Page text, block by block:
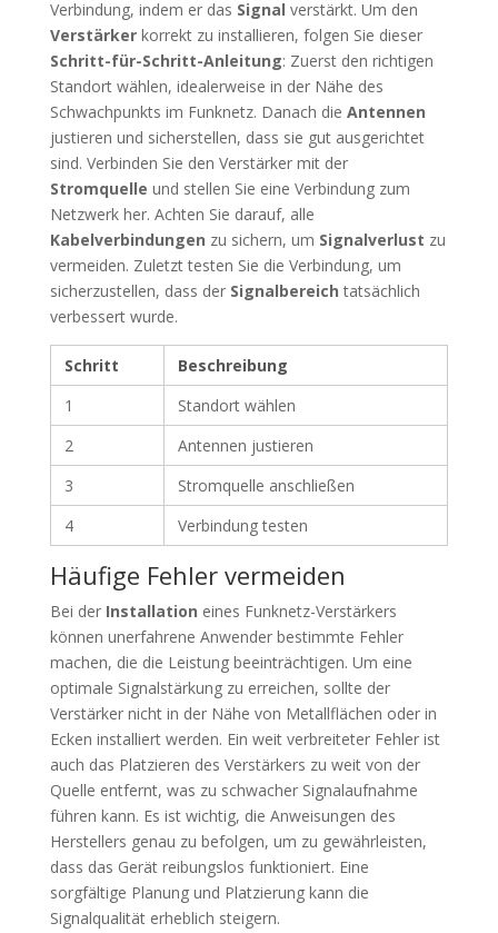
Verbindung, indem er das Signal verstärkt. Um den
Verstärkerkorrekt zu installieren, folgen Sie dieser
Schritt-für-Schritt-Anleitung: Zuerst den richtigen
Standort wählen, idealerweise in der Nähe des
Schwachpunkts im Funknetz. Danach die Antennen
justieren und sicherstellen, dass sie gut ausgerichtet
sind. Verbinden Sie den Verstärker mit der
Stromquelle und stellen Sie eine Verbindung zum
Netzwerk her. Achten Sie darauf, alle
Kabelverbindungen zu sichern, um Signalverlust zu
vermeiden. Zuletzt testen Sie die Verbindung, um
sicherzustellen, dass der Signalbereich tatsächlich
verbessert wurde.
Schritt
Beschreibung
1
Standort wählen
2
Antennen justieren
3
Stromquelle anschließen
4
Verbindung testen
Häufige Fehler vermeiden
Bei der Installation eines Funknetz-Verstärkers
können unerfahrene Anwender bestimmte Fehler
machen, die die Leistung beeinträchtigen. Um eine
optimale Signalstärkung zu erreichen, sollte der
Verstärker nicht in der Nähe von Metallflächen oder in
Ecken installiert werden. Ein weit verbreiteter Fehler ist
auch das Platzieren des Verstärkers zu weit von der
Quelle entfernt, was zu schwacher Signalaufnahme
führen kann. Es ist wichtig, die Anweisungen des
Herstellers genau zu befolgen, um zu gewährleisten,
dass das Gerät reibungslos funktioniert. Eine
sorgfältige Planung und Platzierung kann die
Signalqualität erheblich steigern.